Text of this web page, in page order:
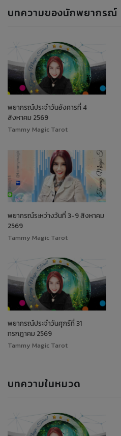
บทความของนักพยากรณ์
พยากรณ์ประจำวันอังคารที่ 4
สิงหาคม 2569
Tammy Magic Tarot
พยากรณ์ระหว่างวันที่ 3-9 สิงหาคม
2569
Tammy Magic Tarot
พยากรณ์ประจำวันศุกร์ที่ 31
กรกฎาคม 2569
Tammy Magic Tarot
บทความในหมวด